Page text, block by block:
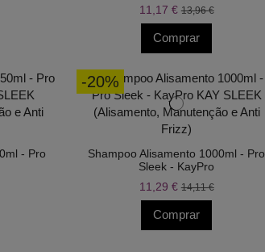
11,17 € 13,96 €
Comprar
- Pro
-20%
Shampoo Alisamento 1000ml - Pro
Sleek - KayPro
11,29 € 14,11 €
Comprar